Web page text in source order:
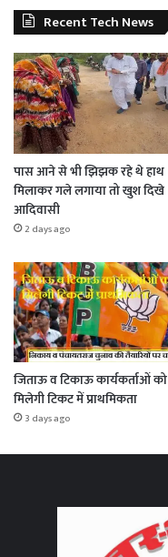
Recent Tech News
पास आने से भी झिझक रहे थे हाथ
मिलाकर गले लगाया तो खुश दिखे
आदिवासी
2 days ago
जिताऊ व टिकाऊ कार्यकर्ताओं को
मिलेगी टिकट में प्राथमिकता
3 days ago